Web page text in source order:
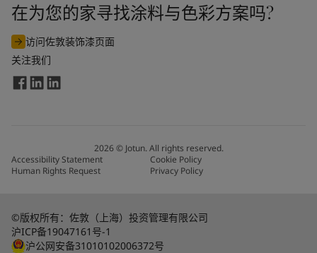
在为您的家寻找涂料与色彩方案吗?
访问佐敦装饰漆页面
关注我们
2026© Jotun. All rights reserved.
Accessibility Statement
Cookie Policy
Human Rights Request
Privacy Policy
©版权所有：佐敦（上海）投资管理有限公司
沪ICP备19047161号-1
沪公网安备31010102006372号